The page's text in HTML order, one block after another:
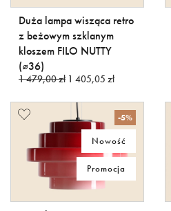
Duża lampa wisząca retro
z beżowym szklanym
kloszem FILO NUTTY
(⌀36)
1 479,00 zł 1 405,05 zł
-5%
Nowość
Promocja